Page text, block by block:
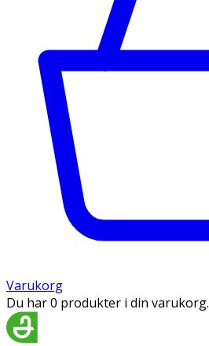
Varukorg
Du har 0 produkter i din varukorg.